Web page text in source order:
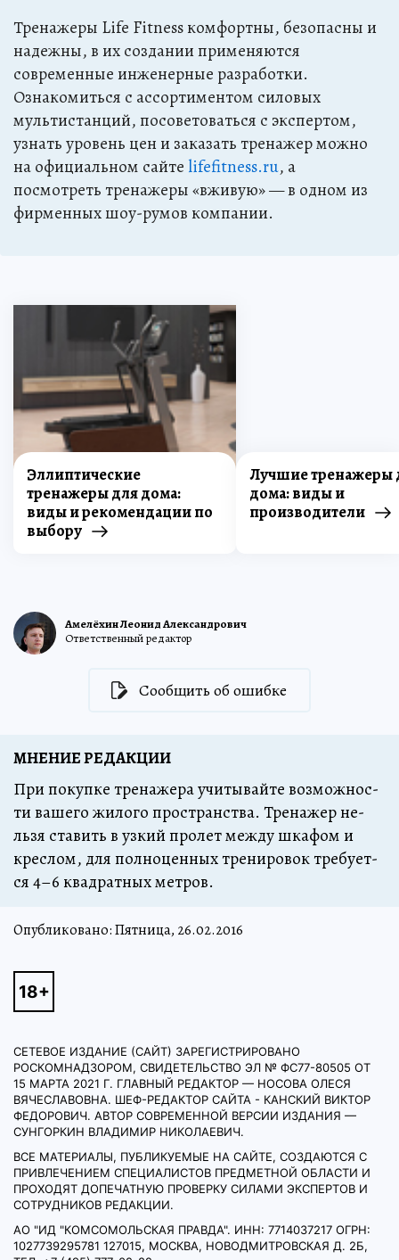
Тренажеры Life Fitness комфортны, безопасны и
надежны, в их создании применяются
современные инженерные разработки.
Ознакомиться с ассортиментом силовых
мультистанций, посоветоваться с экспертом,
узнать уровень цен и заказать тренажер можно
на официальном сайтеlifefitness.ru, а
посмотреть тренажеры «вживую» — в одном из
фирменных шоу-румов компании.
Эллиптические
тренажеры для дома:
виды и рекомендации по
выбору
Лучшие тренажеры
дома: виды и
производители
Амелёхин Леонид Александрович
Ответственный редактор
Сообщить об ошибке
МНЕНИЕ РЕДАКЦИИ
При по­куп­ке тре­на­же­ра учи­ты­вай­те воз­мож­нос­
ти ва­ше­го жи­ло­го прост­ранст­ва. Тре­на­жер не­
льзя ста­вить в уз­кий про­лет меж­ду шка­фом и
крес­лом, для пол­но­цен­ных тре­ни­ро­вок тре­бу­ет­
ся 4–6 квад­рат­ных мет­ров.
Опубликовано: Пятница, 26.02.2016
СЕТЕВОЕ ИЗДАНИЕ (САЙТ) ЗАРЕГИСТРИРОВАНО
РОСКОМНАДЗОРОМ, СВИДЕТЕЛЬСТВО ЭЛ № ФС77-80505 ОТ
15 МАРТА 2021 Г. ГЛАВНЫЙ РЕДАКТОР — НОСОВА ОЛЕСЯ
ВЯЧЕСЛАВОВНА. ШЕФ-РЕДАКТОР САЙТА - КАНСКИЙ ВИКТОР
ФЕДОРОВИЧ. АВТОР СОВРЕМЕННОЙ ВЕРСИИ ИЗДАНИЯ —
СУНГОРКИН ВЛАДИМИР НИКОЛАЕВИЧ.
ВСЕ МАТЕРИАЛЫ, ПУБЛИКУЕМЫЕ НА САЙТЕ, СОЗДАЮТСЯ С
ПРИВЛЕЧЕНИЕМ СПЕЦИАЛИСТОВ ПРЕДМЕТНОЙ ОБЛАСТИ И
ПРОХОДЯТ ДОПЕЧАТНУЮ ПРОВЕРКУ СИЛАМИ ЭКСПЕРТОВ И
СОТРУДНИКОВ РЕДАКЦИИ.
АО "ИД "КОМСОМОЛЬСКАЯ ПРАВДА". ИНН: 7714037217 ОГРН:
1027739295781 127015, МОСКВА, НОВОДМИТРОВСКАЯ Д. 2Б,